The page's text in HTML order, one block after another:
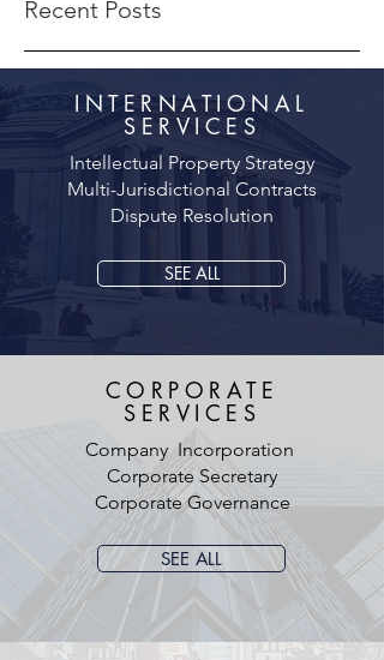
Recent Posts
INTERNATIONAL
SERVICES
Intellectual Property Strategy
Multi-Jurisdictional Contracts
Dispute Resolution
SEE ALL
CORPORATE
SERVICES
Company Incorporation
Corporate Secretary
Corporate Governance
SEE ALL